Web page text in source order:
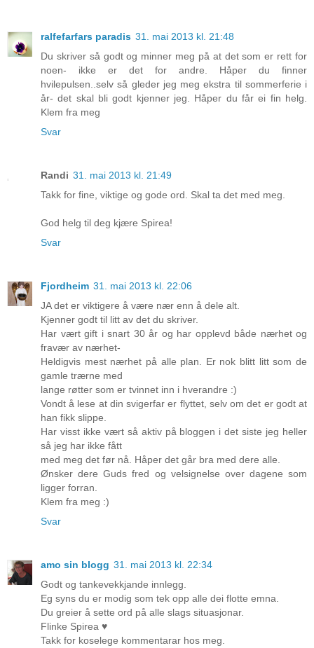
ralfefarfars paradis 31. mai 2013 kl. 21:48
Du skriver så godt og minner meg på at det som er rett for
noen- ikke er det for andre. Håper du finner
hvilepulsen..selv så gleder jeg meg ekstra til sommerferie i
år- det skal bli godt kjenner jeg. Håper du får ei fin helg.
Klem fra meg
Svar
Randi 31. mai 2013 kl. 21:49
Takk for fine, viktige og gode ord. Skal ta det med meg.
God helg til deg kjære Spirea!
Svar
Fjordheim 31. mai 2013 kl. 22:06
JA det er viktigere å være nær enn å dele alt.
Kjenner godt til litt av det du skriver.
Har vært gift i snart 30 år og har opplevd både nærhet og
fravær av nærhet-
Heldigvis mest nærhet på alle plan. Er nok blitt litt som de
gamle trærne med
lange røtter som er tvinnet inn i hverandre :)
Vondt å lese at din svigerfar er flyttet, selv om det er godt at
han fikk slippe.
Har visst ikke vært så aktiv på bloggen i det siste jeg heller
så jeg har ikke fått
med meg det før nå. Håper det går bra med dere alle.
Ønsker dere Guds fred og velsignelse over dagene som
ligger forran.
Klem fra meg :)
Svar
amo sin blogg 31. mai 2013 kl. 22:34
Godt og tankevekkjande innlegg.
Eg syns du er modig som tek opp alle dei flotte emna.
Du greier å sette ord på alle slags situasjonar.
Flinke Spirea ♥
Takk for koselege kommentarar hos meg.